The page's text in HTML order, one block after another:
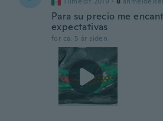
Para su precio me
expectativas
for ca. 5 år siden